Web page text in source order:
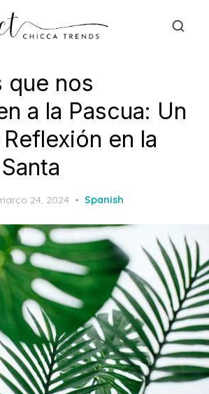
que nos
a la Pascua: Un
en la
24, 2024 Spanish